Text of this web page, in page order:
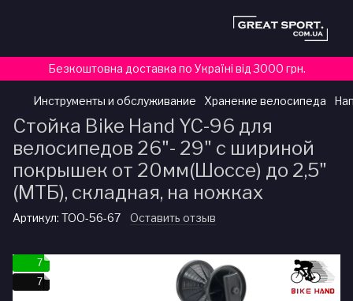
Безкоштовна доставка по Україні від 3000 грн.
Инструменты и обслуживание Хранение велосипеда
Стойка Bike Hand YC-96 для
велосипедов 26"- 29" с шириной
покрышек от 20мм(Шоссе) до 2,5"
(МТБ), складная, на ножках
Артикул: TOO-56-67 Оставить отзыв
7
7